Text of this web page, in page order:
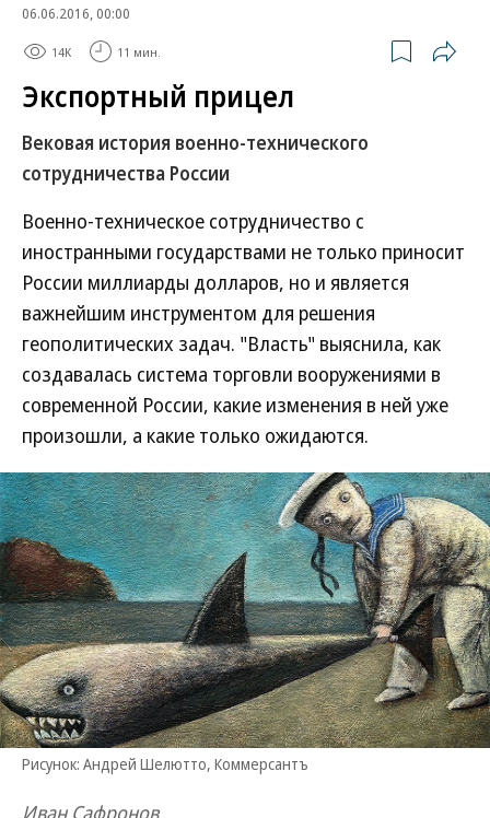
06.06.2016, 00:00
14K 11 мин.
Экспортный прицел
Вековая история военно-технического
сотрудничества России
Военно-техническое сотрудничество с
иностранными государствами не только приносит
России миллиарды долларов, но и является
важнейшим инструментом для решения
геополитических задач. "Власть" выяснила, как
создавалась система торговли вооружениями в
современной России, какие изменения в ней уже
произошли, а какие только ожидаются.
Рисунок: Андрей Шелютто, Коммерсантъ
Иван Сафронов